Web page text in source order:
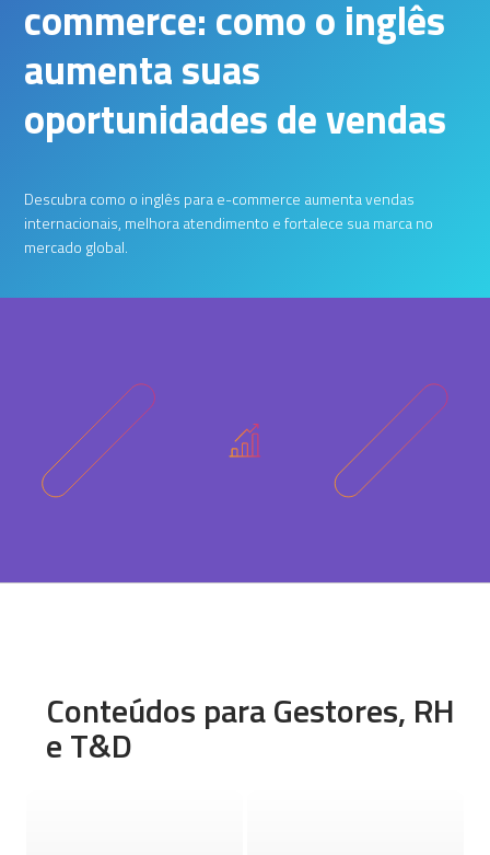
commerce: como o inglês
aumenta suas
oportunidades de vendas
Descubra como o inglês para e-commerce aumenta vendas
internacionais, melhora atendimento e fortalece sua marca no
mercado global.
Conteúdos para Gestores, RH
e T&D